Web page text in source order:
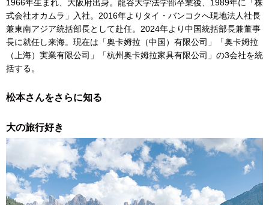
1966年生まれ、大阪府出身。龍谷大学法学部卒業後、1989年に「株
式会社オカムラ」入社。2016年よりタイ・バンコクへ現地法人社長
兼東南アジア統括部長として赴任。2024年より中国統括部長兼董事
長に就任し来海。現在は「奥卡姆拉（中国）有限公司」「奥卡姆拉
（上海）実業有限公司」「杭州奥卡姆拉家具有限公司」の3会社を統
括する。
松本さんをさらに知る
大の旅行好き